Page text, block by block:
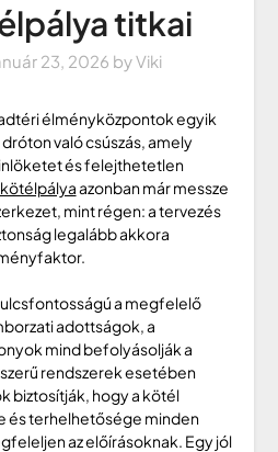
titkai
23, 2026 byViki
élményközpontok egyik
való csúszás, amely
és felejthetetlen
azonban már messze
mint régen: a tervezés
legalább akkora
a megfelelő
adottságok, a
mind befolyásolják a
rendszerek esetében
biztosítják, hogy a kötél
és terhelhetősége minden
az előírásoknak. Egy jól